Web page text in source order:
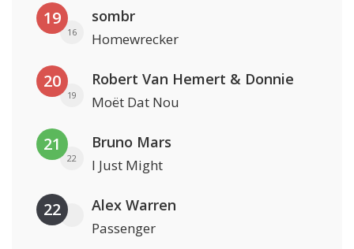
19
16
sombr
Homewrecker
20
19
Robert Van Hemert & Donnie
Moët Dat Nou
21
22
Bruno Mars
I Just Might
22 Alex Warren
Passenger